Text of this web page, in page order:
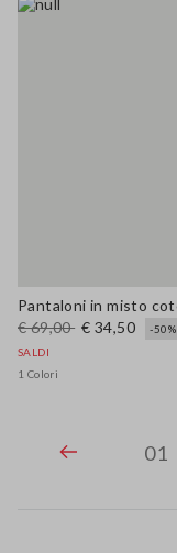
€ 69,00 € 34,50
-50%
SALDI
1 Colori
01